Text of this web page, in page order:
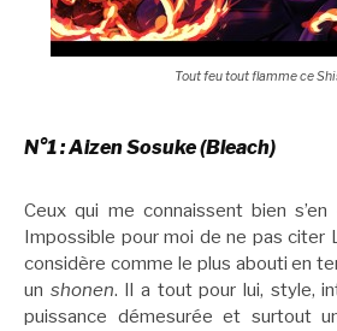
Tout feu tout flamme ce
N°1 : Aizen Sosuke (Bleach)
Ceux qui me connaissent bien
Impossible pour moi de ne pas citer
considère comme le plus abouti en
un shonen. Il a tout pour lui, style,
puissance démesurée et surtout